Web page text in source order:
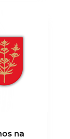
na